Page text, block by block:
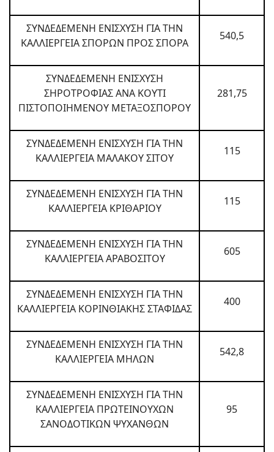
ΣΥΝΔΕΔΕΜΕΝΗ ΕΝΙΣΧΥΣΗ ΓΙΑ ΤΗΝ
ΚΑΛΛΙΕΡΓΕΙΑ ΣΠΟΡΩΝ ΠΡΟΣ ΣΠΟΡΑ
540,5
ΣΥΝΔΕΔΕΜΕΝΗ ΕΝΙΣΧΥΣΗ
ΣΗΡΟΤΡΟΦΙΑΣ ΑΝΑ ΚΟΥΤΙ
ΠΙΣΤΟΠΟΙΗΜΕΝΟΥ ΜΕΤΑΞΟΣΠΟΡΟΥ
281,75
ΣΥΝΔΕΔΕΜΕΝΗ ΕΝΙΣΧΥΣΗ ΓΙΑ ΤΗΝ
ΚΑΛΛΙΕΡΓΕΙΑ ΜΑΛΑΚΟΥ ΣΙΤΟΥ
115
ΣΥΝΔΕΔΕΜΕΝΗ ΕΝΙΣΧΥΣΗ ΓΙΑ ΤΗΝ
ΚΑΛΛΙΕΡΓΕΙΑ ΚΡΙΘΑΡΙΟΥ
115
ΣΥΝΔΕΔΕΜΕΝΗ ΕΝΙΣΧΥΣΗ ΓΙΑ ΤΗΝ
ΚΑΛΛΙΕΡΓΕΙΑ ΑΡΑΒΟΣΙΤΟΥ
605
ΣΥΝΔΕΔΕΜΕΝΗ ΕΝΙΣΧΥΣΗ ΓΙΑ ΤΗΝ
ΚΑΛΛΙΕΡΓΕΙΑ ΚΟΡΙΝΘΙΑΚΗΣ ΣΤΑΦΙΔΑΣ
400
ΣΥΝΔΕΔΕΜΕΝΗ ΕΝΙΣΧΥΣΗ ΓΙΑ ΤΗΝ
ΚΑΛΛΙΕΡΓΕΙΑ ΜΗΛΩΝ
542,8
ΣΥΝΔΕΔΕΜΕΝΗ ΕΝΙΣΧΥΣΗ ΓΙΑ ΤΗΝ
ΚΑΛΛΙΕΡΓΕΙΑ ΠΡΩΤΕΙΝΟΥΧΩΝ
ΣΑΝΟΔΟΤΙΚΩΝ ΨΥΧΑΝΘΩΝ
95